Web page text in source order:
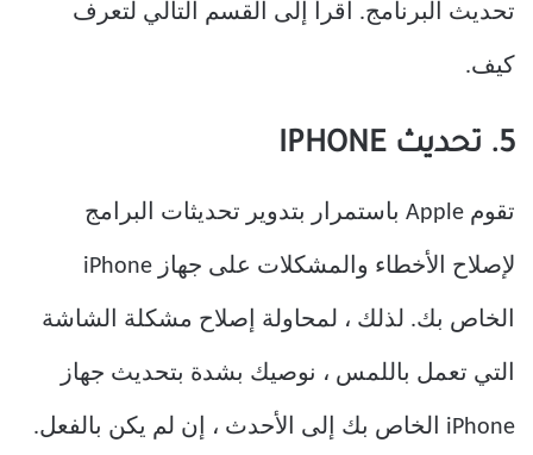
تحديث البرنامج. اقرأ إلى القسم التالي لتعرف
كيف.
5. تحديث IPHONE
تقوم Apple باستمرار بتدوير تحديثات البرامج
لإصلاح الأخطاء والمشكلات على جهاز iPhone
الخاص بك. لذلك ، لمحاولة إصلاح مشكلة الشاشة
التي تعمل باللمس ، نوصيك بشدة بتحديث جهاز
iPhone الخاص بك إلى الأحدث ، إن لم يكن بالفعل.